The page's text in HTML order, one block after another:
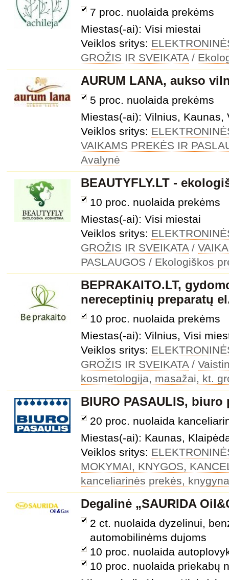
7 proc. nuolaida prekėms
Miestas(-ai): Visi miestai
Veiklos sritys:
GROŽIS IR SVEIKATA/
AURUM LANA, aukso
5 proc. nuolaida prekėms
Miestas(-ai): Vilnius, Kaunas,
Veiklos sritys:
VAIKAMS PREKĖS IR
Avalynė
BEAUTYFLY.LT -
10 proc. nuolaida prekėms
Miestas(-ai): Visi miestai
Veiklos sritys:
GROŽIS IR SVEIKATA/
PASLAUGOS / Ekologiškos
BEPRAKAITO.LT,
nereceptinių preparatų
10 proc. nuolaida prekėms
Miestas(-ai): Vilnius, Visi
Veiklos sritys:
GROŽIS IR SVEIKATA/
kosmetologija, masažai, kt.
BIURO PASAULIS,
20 proc. nuolaida
Miestas(-ai): Kaunas,
Veiklos sritys:
MOKYMAI, KNYGOS,
kanceliarinės prekės,
Degalinė „SAURIDA
2 ct. nuolaida dyzelinui,
automobilinėms dujoms
10 proc. nuolaida
10 proc. nuolaida priekabų